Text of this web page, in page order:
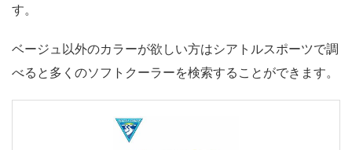
す。
ベージュ以外のカラーが欲しい方はシアトルスポーツで調
べると多くのソフトクーラーを検索することができます。